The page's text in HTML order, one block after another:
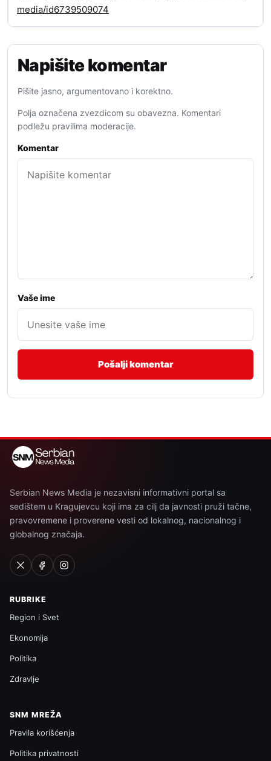
media/id6739509074
Napišite komentar
Pišite jasno, argumentovano i korektno.
Polja označena zvezdicom su obavezna. Komentari
podležu pravilima moderacije.
Komentar
Vaše ime
Serbian News Media je nezavisni informativni portal sa
sedištem u Kragujevcu koji ima za cilj da javnosti pruži tačne,
pravovremene i proverene vesti od lokalnog, nacionalnog i
globalnog značaja.
RUBRIKE
Region i Svet
Ekonomija
Politika
Zdravlje
SNM MREŽA
Pravila korišćenja
Politika privatnosti